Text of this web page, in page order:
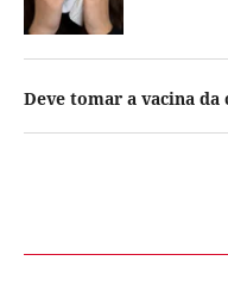
Deve tomar a vacina da